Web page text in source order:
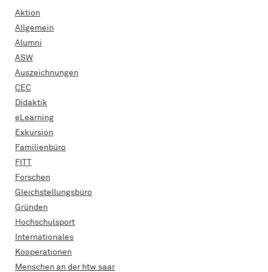
Aktion
Allgemein
Alumni
ASW
Auszeichnungen
CEC
Didaktik
eLearning
Exkursion
Familienbüro
FITT
Forschen
Gleichstellungsbüro
Gründen
Hochschulsport
Internationales
Kooperationen
Menschen an der htw saar